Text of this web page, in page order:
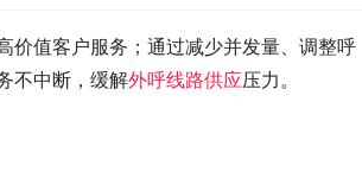
价值客户服务；通过减少并发量、调整呼
不中断，缓解外呼线路供应压力。​